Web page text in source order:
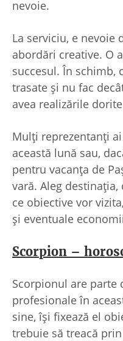
nevoie.
La serviciu, e nevoie
abordări creative. O
succesul. În schimb,
trasate și nu fac
avea realizările
Mulți reprezentanți
această lună sau,
pentru vacanța de
vară. Aleg
ce obiective vor
și eventuale
Scorpion –
Scorpionul are parte
profesionale în
sine, își fixează el
trebuie să treacă